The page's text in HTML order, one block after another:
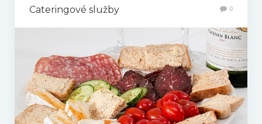
Cateringové služby 0